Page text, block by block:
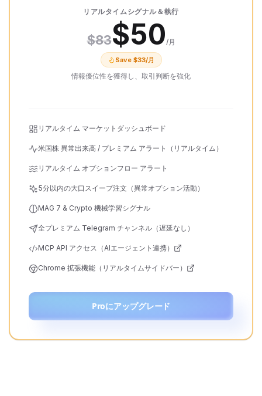
リアルタイムシグナル＆執行
$83$50/月
Save $33/月
情報優位性を獲得し、取引判断を強化
リアルタイム マーケットダッシュボード
米国株 異常出来高 / プレミアム アラート（リアルタイム）
リアルタイム オプションフロー アラート
5分以内の大口スイープ注文（異常オプション活動）
MAG 7 & Crypto 機械学習シグナル
全プレミアム Telegram チャンネル（遅延なし）
MCP API アクセス（AIエージェント連携）
Chrome 拡張機能（リアルタイムサイドバー）
Proにアップグレード